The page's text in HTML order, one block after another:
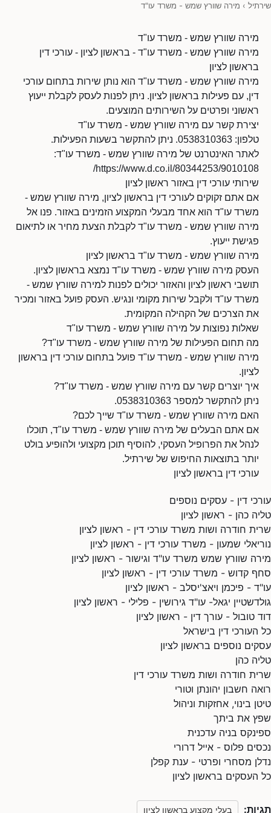
שירתיל › מירה שוורץ שמש - משרד עו"ד
מירה שוורץ שמש - משרד עו"ד
מירה שוורץ שמש - משרד עו"ד - בראשון לציון - עורכי דין
בראשון לציון
מירה שוורץ שמש - משרד עו"ד הוא נותן שירות בתחום עורכי
דין, עם פעילות בראשון לציון. ניתן לפנות לעסק לקבלת ייעוץ
ראשוני ופרטים על השירותים המוצעים.
יצירת קשר עם מירה שוורץ שמש - משרד עו"ד
טלפון: 0538310363. ניתן להתקשר בשעות הפעילות.
לאתר האינטרנט של מירה שוורץ שמש - משרד עו"ד:
https://www.d.co.il/80344253/9010108/
שירותי עורכי דין באזור ראשון לציון
אם אתם זקוקים לעורכי דין בראשון לציון, מירה שוורץ שמש -
משרד עו"ד הוא אחד מבעלי המקצוע הזמינים באזור. פנו אל
מירה שוורץ שמש - משרד עו"ד לקבלת הצעת מחיר או לתיאום
פגישת ייעוץ.
מירה שוורץ שמש - משרד עו"ד בראשון לציון
העסק מירה שוורץ שמש - משרד עו"ד נמצא בראשון לציון.
תושבי ראשון לציון והאזור יכולים לפנות למירה שוורץ שמש -
משרד עו"ד ולקבל שירות מקומי ונגיש. העסק פועל באזור ומכיר
את הצרכים של הקהילה המקומית.
שאלות נפוצות על מירה שוורץ שמש - משרד עו"ד
מה תחום הפעילות של מירה שוורץ שמש - משרד עו"ד?
מירה שוורץ שמש - משרד עו"ד פועל בתחום עורכי דין בראשון
לציון.
איך יוצרים קשר עם מירה שוורץ שמש - משרד עו"ד?
ניתן להתקשר למספר 0538310363.
האם מירה שוורץ שמש - משרד עו"ד שייך לכם?
אם אתם הבעלים של מירה שוורץ שמש - משרד עו"ד, תוכלו
לנהל את הפרופיל העסקי, להוסיף תוכן מקצועי ולהופיע בולט
יותר בתוצאות החיפוש של שירתיל.
עורכי דין בראשון לציון
עורכי דין - עסקים נוספים
טליה כהן - ראשון לציון
שרית חודרה ושות משרד עורכי דין - ראשון לציון
נוריאלי שמעון - משרד עורכי דין - ראשון לציון
מירה שוורץ שמש משרד עו"ד וגישור - ראשון לציון
סחף קדוש - משרד עורכי דין - ראשון לציון
עו"ד - פיכמן ויאצ'יסלב - ראשון לציון
גולדשטיין יגאל- עו"ד גירושין - פלילי - ראשון לציון
דוד טובול - עורך דין - ראשון לציון
כל העורכי דין בישראל
עסקים נוספים בראשון לציון
טליה כהן
שרית חודרה ושות משרד עורכי דין
רואה חשבון יהונתן וטורי
טיטן בינוי, אחזקות וניהול
שפץ את ביתך
ספינקס בניה עדכנית
נכסים פלוס - אייל דרורי
נדלן מסחרי ופרטי - ענת קפלן
כל העסקים בראשון לציון
תגיות: בעלי מקצוע בראשון לציון